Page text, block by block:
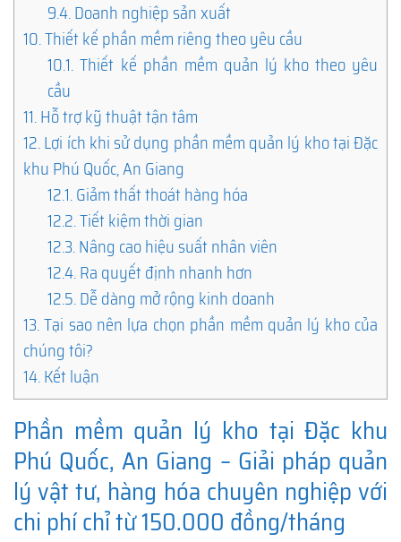
9.4.Doanh nghiệp sản xuất
10.Thiết kế phần mềm riêng theo yêu cầu
10.1. Thiết kế phần mềm quản lý kho theo yêu
cầu
11.Hỗ trợ kỹ thuật tận tâm
12.Lợi ích khi sử dụng phần mềm quản lý kho tại Đặc
khu Phú Quốc, An Giang
12.1.Giảm thất thoát hàng hóa
12.2.Tiết kiệm thời gian
12.3.Nâng cao hiệu suất nhân viên
12.4.Ra quyết định nhanh hơn
12.5.Dễ dàng mở rộng kinh doanh
13.Tại sao nên lựa chọn phần mềm quản lý kho của
chúng tôi?
14.Kết luận
Phần mềm quản lý kho tại Đặc khu
Phú Quốc, An Giang – Giải pháp quản
lý vật tư, hàng hóa chuyên nghiệp với
chi phí chỉ từ 150.000 đồng/tháng